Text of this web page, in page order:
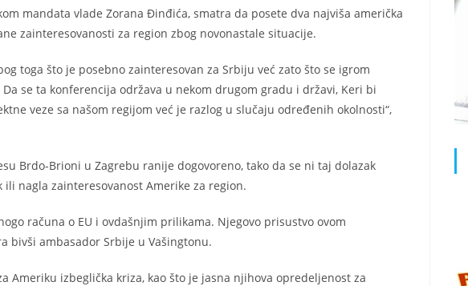
mandata vlade Zorana Đinđića, smatra da posete dva najviša američka
zainteresovanosti za region zbog novonastale situacije.
toga što je posebno zainteresovan za Srbiju već zato što se igrom
se ta konferencija održava u nekom drugom gradu i državi, Keri bi
veze sa našom regijom već je razlog u slučaju određenih okolnosti“,
Brdo-Brioni u Zagrebu ranije dogovoreno, tako da se ni taj dolazak
nagla zainteresovanost Amerike za region.
računa o EU i ovdašnjim prilikama. Njegovo prisustvo ovom
bivši ambasador Srbije u Vašingtonu.
Ameriku izbeglička kriza, kao što je jasna njihova opredeljenost za